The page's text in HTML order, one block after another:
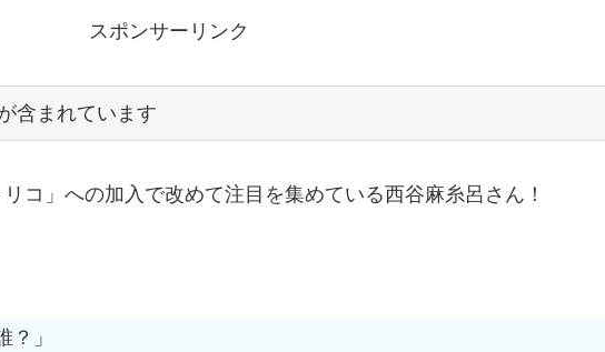
スポンサーリンク
含まれています
コ」への加入で改めて注目を集めている西谷麻糸呂さん！
？」